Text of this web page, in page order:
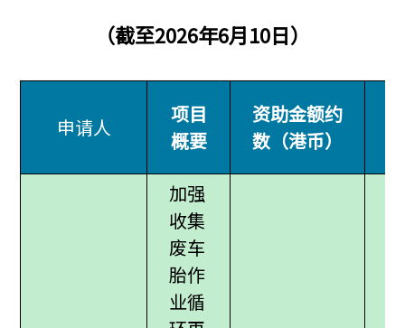
（截至2026年6月10日）​
申请人
项目
概要
资助金额约
数（港币）
加强
收集
废车
胎作
业循